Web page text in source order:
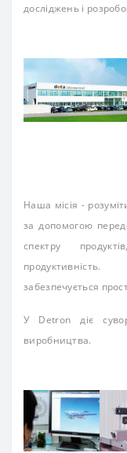
досліджень і
Наша місія -
за допомогою
спектру
забезпечується
У Detron діє
виробництва.